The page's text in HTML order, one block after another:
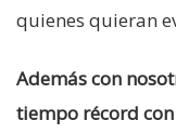
quienes quieran
Además con
tiempo récord